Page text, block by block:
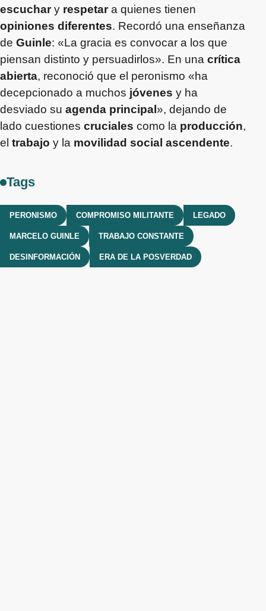
escuchary respetara quienes tienen
opiniones diferentes. Recordó una enseñanza
de Guinle: «La gracia es convocar a los que
piensan distinto y persuadirlos». En una crítica
abierta, reconoció que el peronismo «ha
decepcionado a muchos jóvenes y ha
desviado su agenda principal », dejando de
lado cuestiones cruciales como la producción,
el trabajo y la movilidad social ascendente.
Tags
PERONISMO COMPROMISO MILITANTE LEGADO
MARCELO GUINLE TRABAJO CONSTANTE
DESINFORMACIÓN ERA DE LA POSVERDAD